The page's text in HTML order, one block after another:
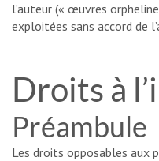
l’auteur (« œuvres
exploitées sans accord de
Droits à
Préambule
Les droits opposables aux